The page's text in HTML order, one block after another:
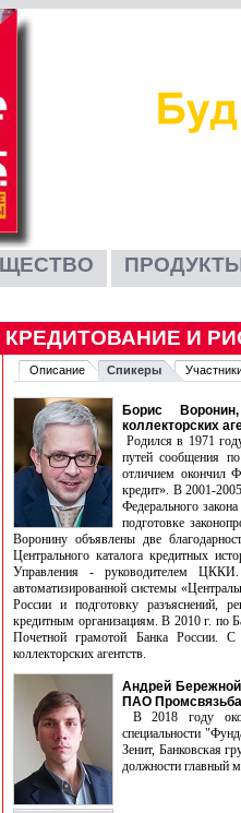
КРЕДИТОВАНИЕ И
Описание Спикеры
Борис
коллекторских
Родился в 1971
путей сообщения
отличием окончил
кредит». В 2001-
Федерального
подготовке
Воронину объявлены две
Центрального каталога кредитных
Управления - руководителем
автоматизированной системы
России и подготовку разъяснений,
кредитным организациям. В 2010 г. по
Почетной грамотой Банка России. С
коллекторских агентств.
Андрей
ПАО
В 2018 году
специальности
Зенит, Банковская
должности главный